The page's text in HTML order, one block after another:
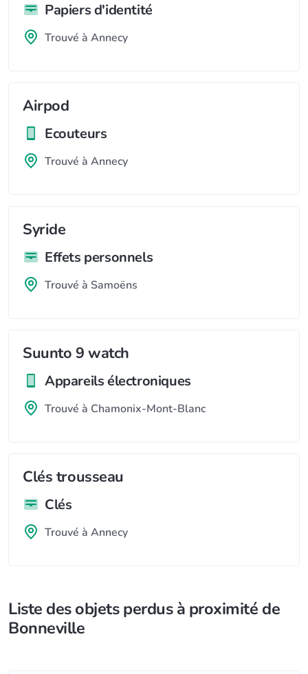
Papiers d'identité
Trouvé à Annecy
Airpod
Ecouteurs
Trouvé à Annecy
Syride
Effets personnels
Trouvé à Samoëns
Suunto 9 watch
Appareils électroniques
Trouvé à Chamonix-Mont-Blanc
Clés trousseau
Clés
Trouvé à Annecy
Liste des objets perdus à proximité de
Bonneville